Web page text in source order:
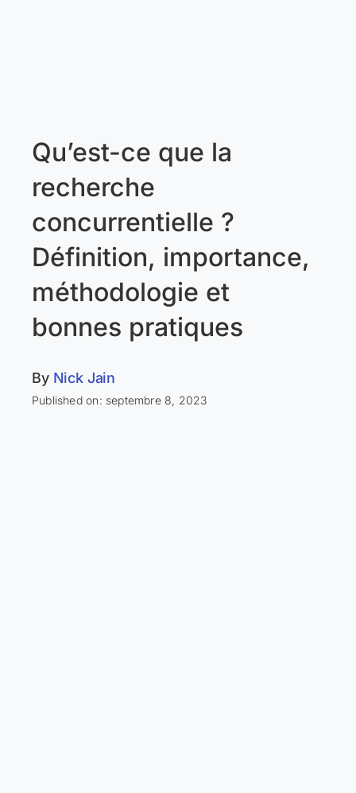
Qu’est-ce que la
recherche
concurrentielle ?
Définition, importance,
méthodologie et
bonnes pratiques
By Nick Jain
Published on: septembre 8, 2023